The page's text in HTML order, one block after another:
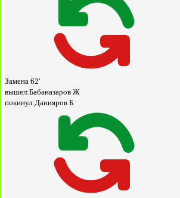
Замена 62'
вышел:Бабаназаров Ж
покинул:Данияров Б